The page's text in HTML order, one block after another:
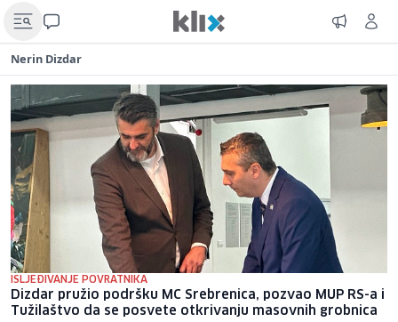
Nerin Dizdar
ISLJEĐIVANJE POVRATNIKA
Dizdar pružio podršku MC Srebrenica, pozvao MUP RS-a i
Tužilaštvo da se posvete otkrivanju masovnih grobnica